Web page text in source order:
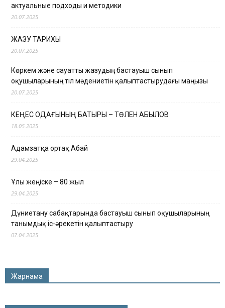
актуальные подходы и методики
20.07.2025
ЖАЗУ ТАРИХЫ
20.07.2025
Көркем және сауатты жазудың бастауыш сынып
оқушыларының тіл мәдениетін қалыптастырудағы маңызы
20.07.2025
КЕҢЕС ОДАҒЫНЫҢ БАТЫРЫ – ТӨЛЕН ҚАБЫЛОВ
18.05.2025
Адамзатқа ортақ Абай
29.04.2025
Ұлы жеңіске – 80 жыл
29.04.2025
Дүниетану сабақтарында бастауыш сынып оқушыларының
танымдық іс-әрекетін қалыптастыру
07.04.2025
Жарнама